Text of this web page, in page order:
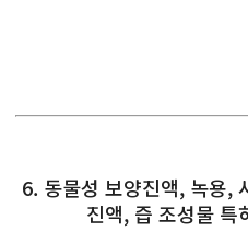
6. 동물성 보양진액, 녹용,
진액, 즙 조성물 특